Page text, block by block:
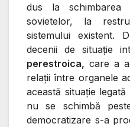
dus la schimbarea
sovietelor, la
sistemului existent.
decenii de situaţie
perestroica, care a
relaţii între organele
această situaţie
nu se schimbă
democratizare s-a